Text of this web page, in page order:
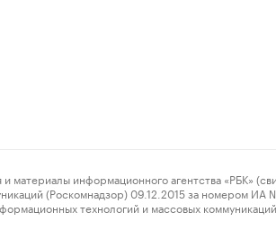
информационного агентства «РБК»
(Роскомнадзор) 09.12.2015 за номером
технологий и массовых